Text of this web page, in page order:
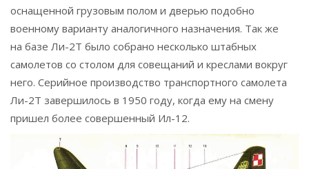
оснащенной грузовым полом и дверью подобно
военному варианту аналогичного назначения. Так же
на базе Ли-2Т было собрано несколько штабных
самолетов со сто­лом для совещаний и креслами вокруг
него. Серийное производство транспортного самолета
Ли-2Т завершилось в 1950 году, когда ему на смену
пришел более совершенный Ил-12.